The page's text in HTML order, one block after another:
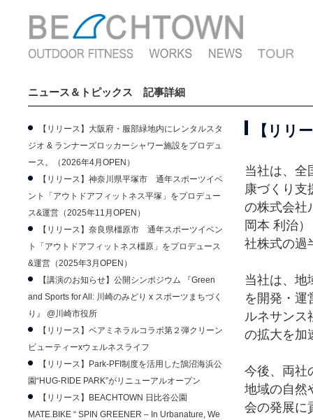
ニュース＆トピックス 記事詳細
【リリース】大阪府・服部緑地内にレンタルスタ
ジオ & ランナーズロッカーシャワー施設をプロデュ
ース。（2026年4月OPEN）
【リリース】神奈川県平塚市 通年スポーツイベ
ント「アウトドアフィットネス平塚」をプロデュー
ス&運営（2025年11月OPEN）
【リリース】奈良県橿原市 通年スポーツイベン
ト「アウトドアフィットネス橿原」をプロデュース
&運営（2025年3月OPEN）
【講演のお知らせ】公開シンポジウム 『Green
and Sports for All: 川崎のみどり x スポーツまちづく
り』 @川崎市役所
【リリース】ベアミネラルコラボ第２弾クリーン
ビューティーxウェルネスライフ
【リリース】Park-PFI制度を活用した鵠沼海浜公
園“HUG-RIDE PARK”がリニューアルオープン
【リリース】BEACHTOWN 日比谷公園
MATE.BIKE “ SPIN GREENER – In Urbanature, We
【リリ
当社は、全
康づくり支
の株式会社
岡本 利治
社株式の過
当社は、地
を開発・運
ルネサンス
の拡大を加
今後、両社
地域の自然
会の発展に